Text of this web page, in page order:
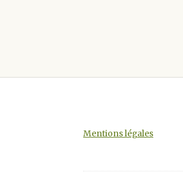
Mentions légales